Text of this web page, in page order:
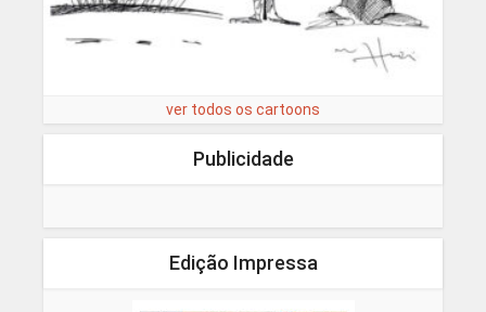
ver todos os cartoons
Publicidade
Edição Impressa